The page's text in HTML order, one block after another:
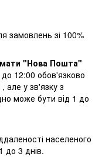
замовлень зі 100%
"Нова Пошта"
12:00 обов'язково
але у зв'язку з
може бути від 1 до
населеного
до 3 днів.